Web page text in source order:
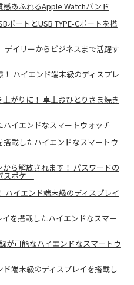
あふれるApple Watchバンド
ートとUSB TYPE-Cポートを搭
デイリーからビジネスまで活躍す
ハイエンド端末級のディスプレ
がりに！ 卓上おひとりさま焼き
イエンドなスマートウォッチ
載したハイエンドなスマートウ
ら解放されます！ パスワードの
ポケ」
ハイエンド端末級のディスプレイ
を搭載したハイエンドなスマー
が可能なハイエンドなスマートウ
端末級のディスプレイを搭載し